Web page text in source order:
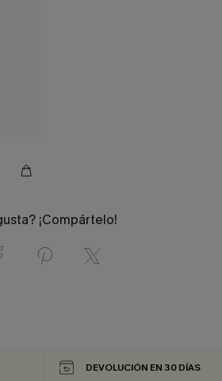
¡Compártelo!
DEVOLUCIÓN EN 30 DÍAS